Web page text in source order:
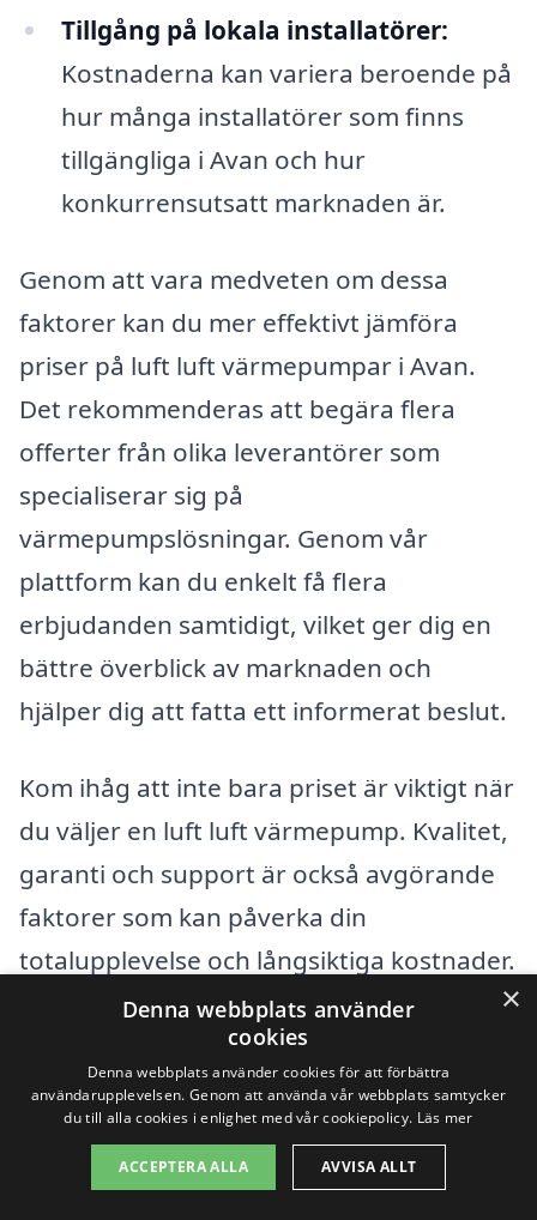
Tillgång på lokala installatörer:
Kostnaderna kan variera beroende på
hur många installatörer som finns
tillgängliga i Avan och hur
konkurrensutsatt marknaden är.
Genom att vara medveten om dessa
faktorer kan du mer effektivt jämföra
priser på luft luft värmepumpar i Avan.
Det rekommenderas att begära flera
offerter från olika leverantörer som
specialiserar sig på
värmepumpslösningar. Genom vår
plattform kan du enkelt få flera
erbjudanden samtidigt, vilket ger dig en
bättre överblick av marknaden och
hjälper dig att fatta ett informerat beslut.
Kom ihåg att inte bara priset är viktigt när
du väljer en luft luft värmepump. Kvalitet,
garanti och support är också avgörande
faktorer som kan påverka din
totalupplevelse och långsiktiga kostnader.
Så ta dig tid att göra din forskning och
jämföra de olika alternativen innan du
bestämmer dig för vilken värmepump
som passar just dig och ditt hem bäst.
×
Denna webbplats använder
cookies
Denna webbplats använder cookies för att förbättra
användarupplevelsen. Genom att använda vår webbplats samtycker
du till alla cookies i enlighet med vår cookiepolicy. Läs mer
ACCEPTERA ALLA AVVISA ALLT